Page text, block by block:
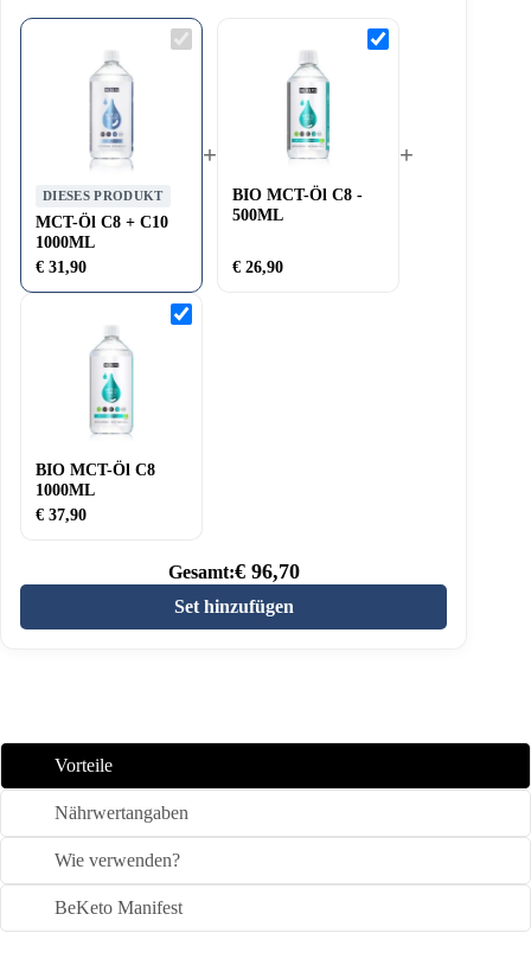
MCT-
Öl
DIESES PRODUKT
MCT-Öl C8 + C10
1000ML
€ 31,90
+
BIO
MCT-
BIO MCT-Öl C8 -
500ML
€ 26,90
+
BIO
MCT-
BIO MCT-Öl C8
1000ML
€ 37,90
Gesamt:€96,70
Set hinzufügen
Vorteile
Nährwertangaben
Wie verwenden?
BeKeto Manifest